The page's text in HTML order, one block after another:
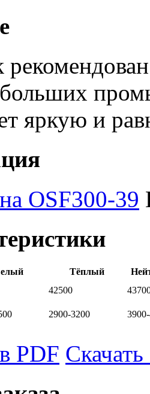
больших
яркую и
OSF300-39
Тёплый
42500
2900-3200
PDF